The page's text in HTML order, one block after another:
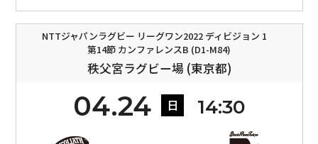
NTTジャパンラグビー リーグワン2022 ディビジョン 1
第14節 カンファレンスB (D1-M84)
秩父宮ラグビー場 (東京都)
04.24 日 14:30